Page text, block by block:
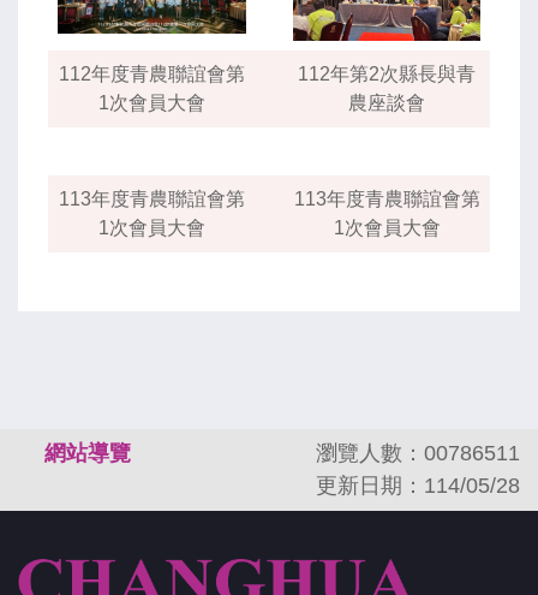
112年度青農聯誼會第
1次會員大會
112年第2次縣長與青
農座談會
113年度青農聯誼會第
1次會員大會
113年度青農聯誼會第
1次會員大會
網站導覽
瀏覽人數：00786511
更新日期：114/05/28